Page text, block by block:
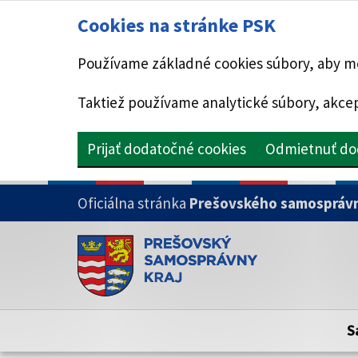
Cookies na stránke PSK
Používame základné cookies súbory, aby
Taktiež používame analytické súbory,
Prijať dodatočné cookies Odmietnuť
PRESKOČIŤ NA HLAVNÝ OBSAH
Oficiálna stránka Prešovského
Doména psk.sk je oficiálna
Toto je oficiálna webová stránka